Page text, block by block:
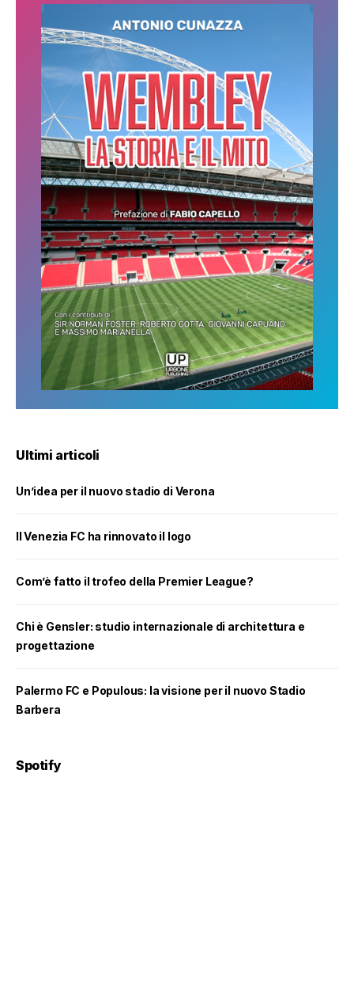
Ultimi articoli
Un’idea per il nuovo stadio di Verona
Il Venezia FC ha rinnovato il logo
Com’è fatto il trofeo della Premier League?
Chi è Gensler: studio internazionale di architettura e
progettazione
Palermo FC e Populous: la visione per il nuovo Stadio
Barbera
Spotify